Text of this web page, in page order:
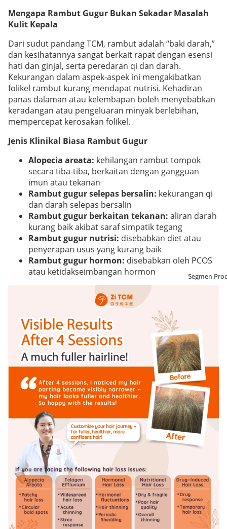
Segmen
Mengapa Rambut Gugur Bukan Sekadar Masalah
Kulit Kepala
Dari sudut pandang TCM, rambut adalah “baki darah,”
dan kesihatannya sangat berkait rapat dengan esensi
hati dan ginjal, serta peredaran qi dan darah.
Kekurangan dalam aspek-aspek ini mengakibatkan
folikel rambut kurang mendapat nutrisi. Kehadiran
panas dalaman atau kelembapan boleh menyebabkan
keradangan atau pengeluaran minyak berlebihan,
mempercepat kerosakan folikel.
Jenis Klinikal Biasa Rambut Gugur
Alopecia areata: kehilangan rambut tompok
secara tiba-tiba, berkaitan dengan gangguan
imun atau tekanan
Rambut gugur selepas bersalin: kekurangan qi
dan darah selepas bersalin
Rambut gugur berkaitan tekanan: aliran darah
kurang baik akibat saraf simpatik tegang
Rambut gugur nutrisi: disebabkan diet atau
penyerapan usus yang kurang baik
Rambut gugur hormon: disebabkan oleh PCOS
atau ketidakseimbangan hormon